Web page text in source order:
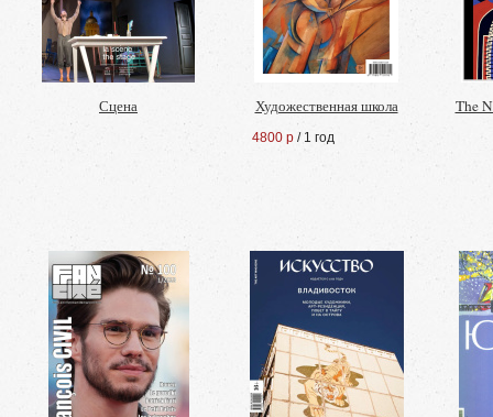
Сцена Художественная школа
4800 р / 1 год
The